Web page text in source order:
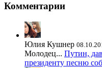
Комментарии
Юлия Кушнер
Молодец... Путин,
президенту песню